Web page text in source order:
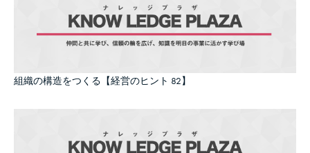
組織の構造をつくる【経営のヒント 82】